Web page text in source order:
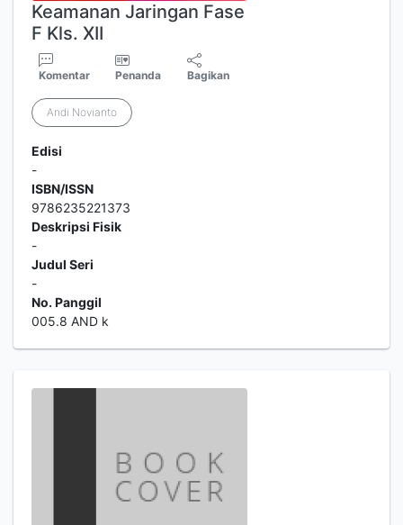
Keamanan Jaringan Fase
F Kls. XII
Komentar Penanda Bagikan
Andi Novianto
Edisi
-
ISBN/ISSN
9786235221373
Deskripsi Fisik
-
Judul Seri
-
No. Panggil
005.8 AND k